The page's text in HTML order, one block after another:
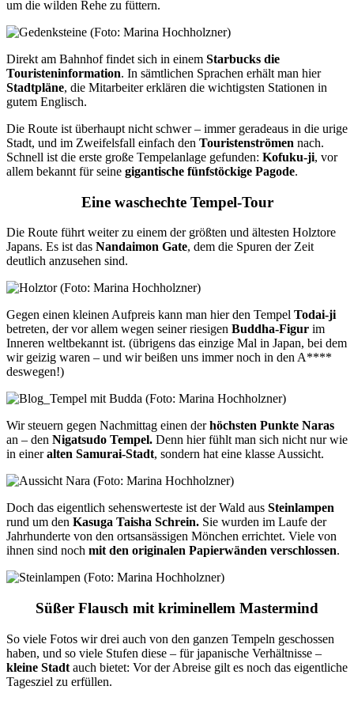
um die wilden Rehe zu füttern.
Direkt am Bahnhof findet sich in einem Starbucks die
Touristeninformation. In sämtlichen Sprachen erhält man hier
Stadtpläne, die Mitarbeiter erklären die wichtigsten Stationen in
gutem Englisch.
Die Route ist überhaupt nicht schwer – immer geradeaus in die urige
Stadt, und im Zweifelsfall einfach den Touristenströmen nach.
Schnell ist die erste große Tempelanlage gefunden: Kofuku-ji, vor
allem bekannt für seine gigantische fünfstöckige Pagode.
Eine waschechte Tempel-Tour
Die Route führt weiter zu einem der größten und ältesten Holztore
Japans. Es ist das Nandaimon Gate, dem die Spuren der Zeit
deutlich anzusehen sind.
Gegen einen kleinen Aufpreis kann man hier den Tempel Todai-ji
betreten, der vor allem wegen seiner riesigen Buddha-Figur im
Inneren weltbekannt ist. (übrigens das einzige Mal in Japan, bei dem
wir geizig waren – und wir beißen uns immer noch in den A****
deswegen!)
Wir steuern gegen Nachmittag einen derhöchsten Punkte Naras
an – den Nigatsudo Tempel. Denn hier fühlt man sich nicht nur wie
in eineralten Samurai-Stadt, sondern hat eine klasse Aussicht.
Doch das eigentlich sehenswerteste ist der Wald aus Steinlampen
rund um den Kasuga Taisha Schrein. Sie wurden im Laufe der
Jahrhunderte von den ortsansässigen Mönchen errichtet. Viele von
ihnen sind noch mit den originalen Papierwänden verschlossen.
Süßer Flausch mit kriminellem Mastermind
So viele Fotos wir drei auch von den ganzen Tempeln geschossen
haben, und so viele Stufen diese – für japanische Verhältnisse –
kleine Stadt auch bietet: Vor der Abreise gilt es noch das eigentliche
Tagesziel zu erfüllen.